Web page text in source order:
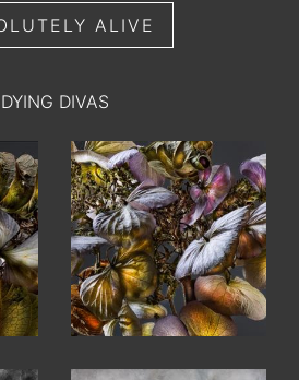
ALIVE
DYING DIVAS